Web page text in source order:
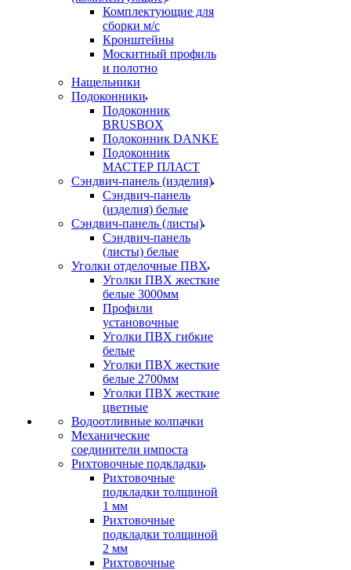
Комплектующие для
сборки м/с
Кронштейны
Москитный профиль
и полотно
Нащельники
Подоконники
Подоконник
BRUSBOX
Подоконник DANKE
Подоконник
МАСТЕР ПЛАСТ
Сэндвич-панель (изделия)
Сэндвич-панель
(изделия) белые
Сэндвич-панель (листы)
Сэндвич-панель
(листы) белые
Уголки отделочные ПВХ
Уголки ПВХ жесткие
белые 3000мм
Профили
установочные
Уголки ПВХ гибкие
белые
Уголки ПВХ жесткие
белые 2700мм
Уголки ПВХ жесткие
цветные
Водоотливные колпачки
Механические
соединители импоста
Рихтовочные подкладки
Рихтовочные
подкладки толщиной
1 мм
Рихтовочные
подкладки толщиной
2 мм
Рихтовочные